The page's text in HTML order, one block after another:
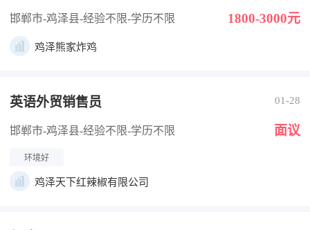
邯郸市-鸡泽县-经验不限-学历不限 1800-3000元
鸡泽熊家炸鸡
英语外贸销售员 01-28
邯郸市-鸡泽县-经验不限-学历不限 面议
环境好
鸡泽天下红辣椒有限公司